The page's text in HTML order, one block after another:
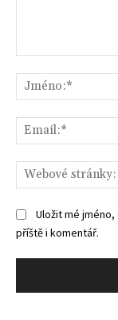
Uložit mé
příště i komentář.